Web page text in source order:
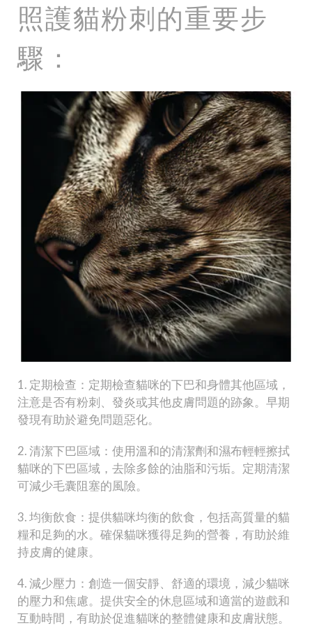
照護貓粉刺的重要步
驟：
1. 定期檢查：定期檢查貓咪的下巴和身體其他區域，
注意是否有粉刺、發炎或其他皮膚問題的跡象。早期
發現有助於避免問題惡化。
2. 清潔下巴區域：使用溫和的清潔劑和濕布輕輕擦拭
貓咪的下巴區域，去除多餘的油脂和污垢。定期清潔
可減少毛囊阻塞的風險。
3. 均衡飲食：提供貓咪均衡的飲食，包括高質量的貓
糧和足夠的水。確保貓咪獲得足夠的營養，有助於維
持皮膚的健康。
4. 減少壓力：創造一個安靜、舒適的環境，減少貓咪
的壓力和焦慮。提供安全的休息區域和適當的遊戲和
互動時間，有助於促進貓咪的整體健康和皮膚狀態。